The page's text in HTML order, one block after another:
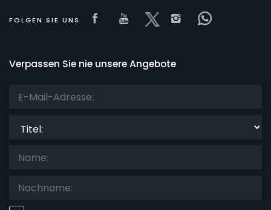
Weitere Kategorien
FOLGEN SIE UNS Visit our Facebook page
Visit our youtube page
Visit our x page
Visit our
Visit our
Verpassen Sie nie unsere Angebote